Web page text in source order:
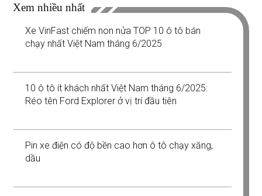
Xem nhiều nhất
Xe VinFast chiếm non nửa TOP 10 ô tô bán
chạy nhất Việt Nam tháng 6/2025
10 ô tô ít khách nhất Việt Nam tháng 6/2025:
Réo tên Ford Explorer ở vị trí đầu tiên
Pin xe điện có độ bền cao hơn ô tô chạy xăng,
dầu